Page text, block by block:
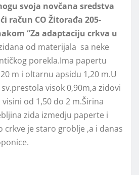
svoja novčana sredstva
račun CO Žitorađa 205-
“Za adaptaciju crkva u
od materijala sa neke
porekla.Ima papertu
m i oltarnu apsidu 1,20 m.U
visok 0,90m,a zidovi
od 1,50 do 2 m.Širina
zida izmedju paperte i
crkve je staro groblje ,a i danas